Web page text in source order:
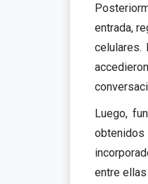
entrada,
celulares.
Luego,
entre